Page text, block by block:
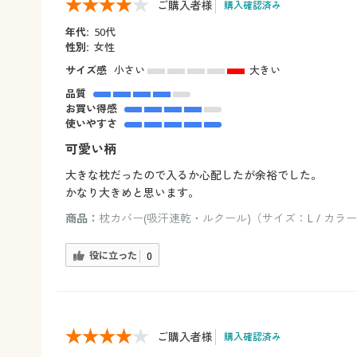
ご購入者様 購入確認済み
年代: 50代
性別: 女性
サイズ感 小さい
大きい
品質
お買い得感
使いやすさ
可愛い柄
大きな枕だったので入るか心配したが余裕でした。
かなり大きめと思います。
商品： 枕カバー(吸汗速乾・ルクール)（サイズ：L / カラ
役に立った 0
ご購入者様 購入確認済み